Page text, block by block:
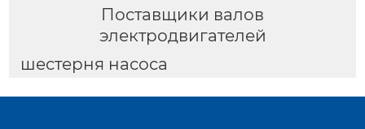
Поставщики валов
электродвигателей
шестерня насоса